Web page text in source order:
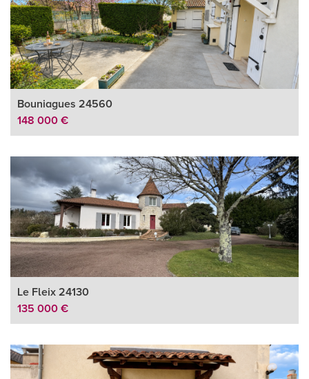
Bouniagues 24560
148 000 €
Le Fleix 24130
135 000 €